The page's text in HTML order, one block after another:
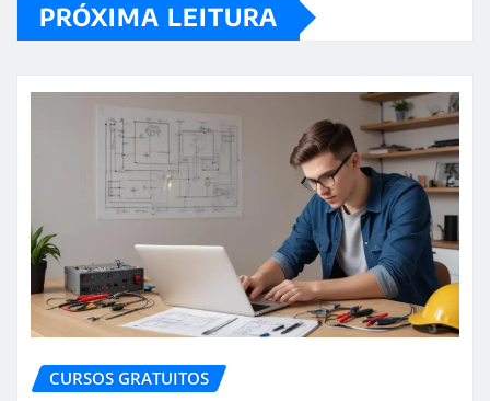
PRÓXIMA LEITURA
CURSOS GRATUITOS